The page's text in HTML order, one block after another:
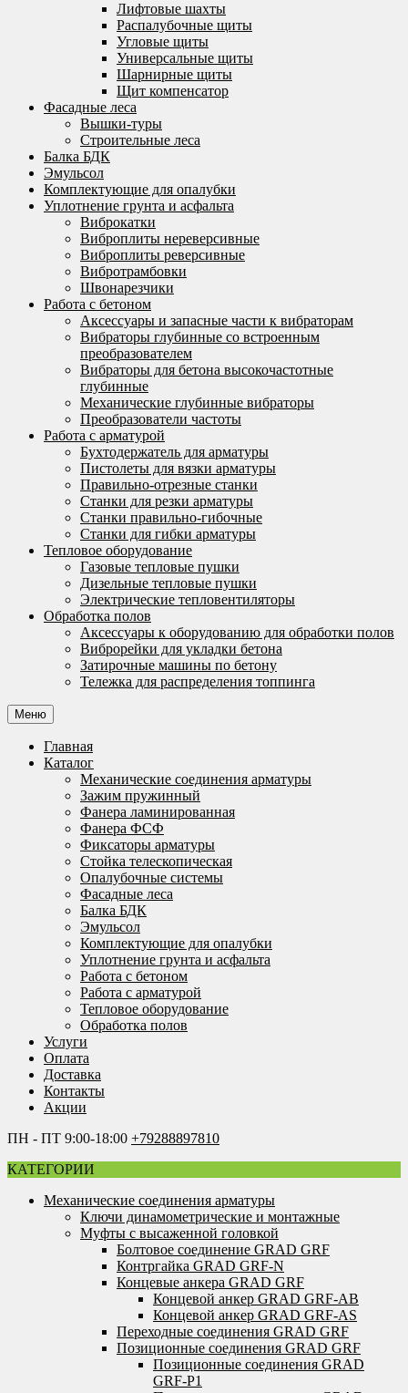
Лифтовые шахты
Распалубочные щиты
Угловые щиты
Универсальные щиты
Шарнирные щиты
Щит компенсатор
Фасадные леса
Вышки-туры
Строительные леса
Балка БДК
Эмульсол
Комплектующие для опалубки
Уплотнение грунта и асфальта
Виброкатки
Виброплиты нереверсивные
Виброплиты реверсивные
Вибротрамбовки
Швонарезчики
Работа с бетоном
Аксессуары и запасные части к вибраторам
Вибраторы глубинные со встроенным
преобразователем
Вибраторы для бетона высокочастотные
глубинные
Механические глубинные вибраторы
Преобразователи частоты
Работа с арматурой
Бухтодержатель для арматуры
Пистолеты для вязки арматуры
Правильно-отрезные станки
Станки для резки арматуры
Станки правильно-гибочные
Станки для гибки арматуры
Тепловое оборудование
Газовые тепловые пушки
Дизельные тепловые пушки
Электрические тепловентиляторы
Обработка полов
Аксессуары к оборудованию для обработки полов
Виброрейки для укладки бетона
Затирочные машины по бетону
Тележка для распределения топпинга
Меню
Главная
Каталог
Механические соединения арматуры
Зажим пружинный
Фанера ламинированная
Фанера ФСФ
Фиксаторы арматуры
Стойка телескопическая
Опалубочные системы
Фасадные леса
Балка БДК
Эмульсол
Комплектующие для опалубки
Уплотнение грунта и асфальта
Работа с бетоном
Работа с арматурой
Тепловое оборудование
Обработка полов
Услуги
Оплата
Доставка
Контакты
Акции
ПН - ПТ 9:00-18:00 +79288897810
КАТЕГОРИИ
Механические соединения арматуры
Ключи динамометрические и монтажные
Муфты с высаженной головкой
Болтовое соединение GRAD GRF
Контргайка GRAD GRF-N
Концевые анкера GRAD GRF
Концевой анкер GRAD GRF-AB
Концевой анкер GRAD GRF-AS
Переходные соединения GRAD GRF
Позиционные соединения GRAD GRF
Позиционные соединения GRAD
GRF-P1